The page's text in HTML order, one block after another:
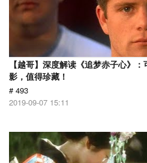
【越哥】深度解读《追梦赤子心》
影，值得珍藏！
# 493
2019-09-07 15:11